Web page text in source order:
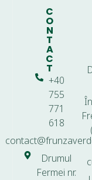
C
O
N
T
A
C
T
+40
755
771
618
Drumul
Fermei nr.